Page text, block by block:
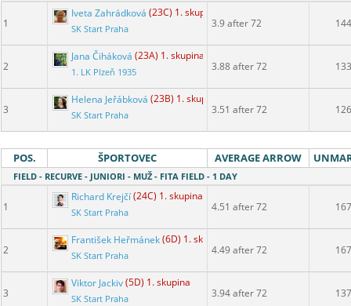
1
Iveta Zahrádková (23C) 1. skupina
SK Start Praha 3.9 after 72 144
2
Jana Čiháková (23A) 1. skupina
1. LK Plzeň 1935 3.88 after 72 133
3
Helena Jeřábková (23B) 1. skupina
SK Start Praha 3.51 after 72 126
POS. ŠPORTOVEC AVERAGE ARROW
FIELD - RECURVE - JUNIORI - MUŽ - FITA FIELD - 1 DAY
1
Richard Krejčí(24C) 1. skupina
SK Start Praha 4.51 after 72 167
2
František Heřmánek(6D) 1. skupina
SK Start Praha 4.49 after 72 167
3
Viktor Jackiv(5D) 1. skupina
SK Start Praha 3.94 after 72 137